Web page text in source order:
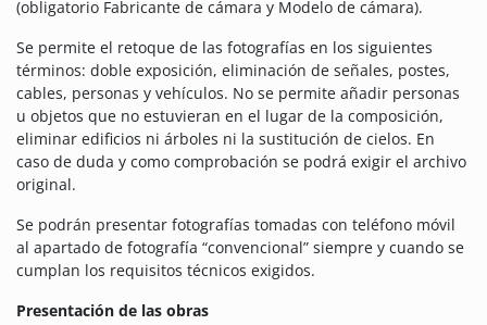
(obligatorio Fabricante de cámara y Modelo de cámara).
Se permite el retoque de las fotografías en los siguientes
términos: doble exposición, eliminación de señales, postes,
cables, personas y vehículos. No se permite añadir personas
u objetos que no estuvieran en el lugar de la composición,
eliminar edificios ni árboles ni la sustitución de cielos. En
caso de duda y como comprobación se podrá exigir el archivo
original.
Se podrán presentar fotografías tomadas con teléfono móvil
al apartado de fotografía “convencional” siempre y cuando se
cumplan los requisitos técnicos exigidos.
Presentación de las obras